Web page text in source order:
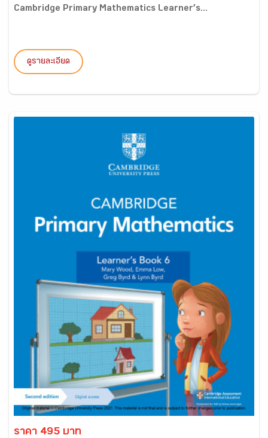
Cambridge Primary Mathematics Learner’s...
ดูรายละเอียด
ราคา 495 บาท